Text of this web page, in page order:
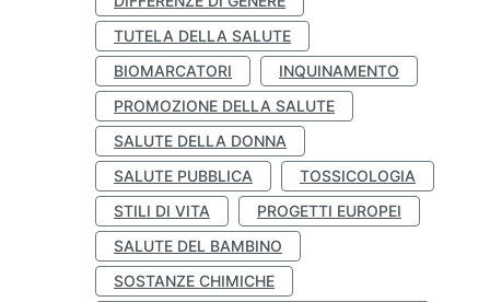
TUTELA DELLA SALUTE
BIOMARCATORI
INQUINAMENTO
PROMOZIONE DELLA SALUTE
SALUTE DELLA DONNA
SALUTE PUBBLICA
TOSSICOLOGIA
STILI DI VITA
PROGETTI EUROPEI
SALUTE DEL BAMBINO
SOSTANZE CHIMICHE